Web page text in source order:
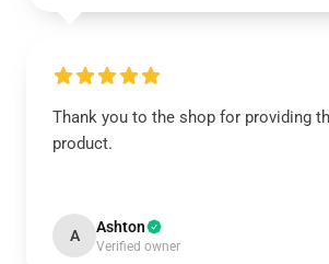
Thank you to the shop for providing
product.
A Ashton
Verified owner